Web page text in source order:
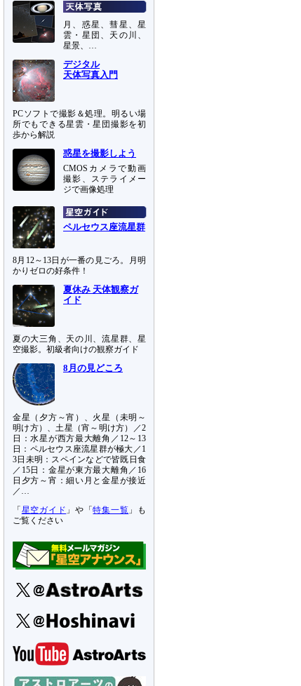
月、惑星、彗星、星
雲・星団、天の川、
星景、…
デジタル
天体写真入門
PCソフトで撮影＆処理。明るい場
所でもできる星雲・星団撮影を初
歩から解説
惑星を撮影しよう
CMOSカメラで動画
撮影、ステライメー
ジで画像処理
ペルセウス座流星群
8月12～13日が一番の見ごろ。月明
かりゼロの好条件！
夏休み 天体観察ガ
イド
夏の大三角、天の川、流星群、星
空撮影。初級者向けの観察ガイド
8月の見どころ
金星（夕方～宵）、火星（未明～
明け方）、土星（宵～明け方）／2
日：水星が西方最大離角／12～13
日：ペルセウス座流星群が極大／1
3日未明：スペインなどで皆既日食
／15日：金星が東方最大離角／16
日夕方～宵：細い月と金星が接近
／…
「 星空ガイド 」や「特集一覧 」も
ご覧ください